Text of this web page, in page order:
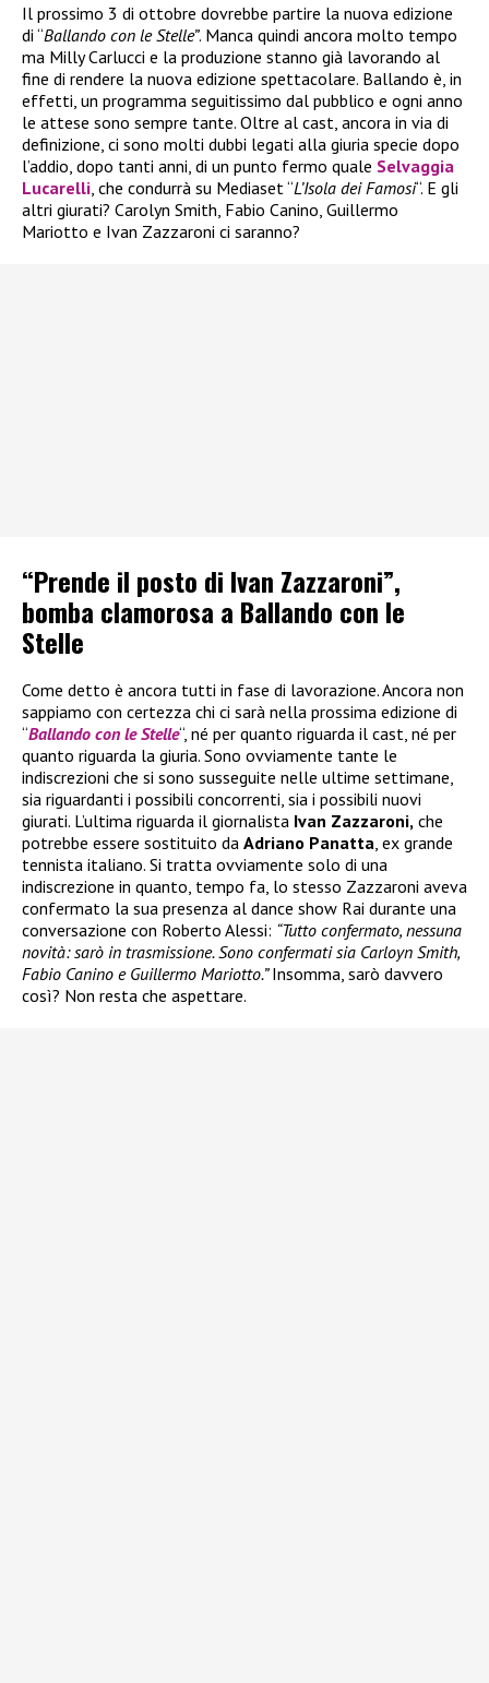
Il prossimo 3 di ottobre dovrebbe partire la nuova edizione
di “Ballando con le Stelle”. Manca quindi ancora molto tempo
ma Milly Carlucci e la produzione stanno già lavorando al
fine di rendere la nuova edizione spettacolare. Ballando è, in
effetti, un programma seguitissimo dal pubblico e ogni anno
le attese sono sempre tante. Oltre al cast, ancora in via di
definizione, ci sono molti dubbi legati alla giuria specie dopo
l’addio, dopo tanti anni, di un punto fermo quale Selvaggia
Lucarelli , che condurrà su Mediaset “L’Isola dei Famosi“. E gli
altri giurati? Carolyn Smith, Fabio Canino, Guillermo
Mariotto e Ivan Zazzaroni ci saranno?
“Prende il posto di Ivan Zazzaroni”,
bomba clamorosa a Ballando con le
Stelle
Come detto è ancora tutti in fase di lavorazione. Ancora non
sappiamo con certezza chi ci sarà nella prossima edizione di
“Ballando con le Stelle“, né per quanto riguarda il cast, né per
quanto riguarda la giuria. Sono ovviamente tante le
indiscrezioni che si sono susseguite nelle ultime settimane,
sia riguardanti i possibili concorrenti, sia i possibili nuovi
giurati. L’ultima riguarda il giornalista Ivan Zazzaroni, che
potrebbe essere sostituito da Adriano Panatta, ex grande
tennista italiano. Si tratta ovviamente solo di una
indiscrezione in quanto, tempo fa, lo stesso Zazzaroni aveva
confermato la sua presenza al dance show Rai durante una
conversazione con Roberto Alessi: “Tutto confermato, nessuna
novità: sarò in trasmissione. Sono confermati sia Carloyn Smith,
Fabio Canino e Guillermo Mariotto.”Insomma, sarò davvero
così? Non resta che aspettare.